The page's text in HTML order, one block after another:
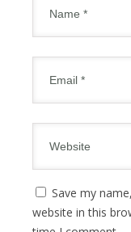
Save my
website in this